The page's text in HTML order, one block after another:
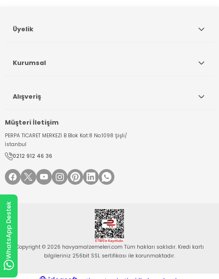
Müşteri İletişim
PERPA TİCARET MERKEZİ B Blok Kat:8 No:1098 Şişli/
İstanbul
0212 912 46 36
Üyelik
Kurumsal
Alışveriş
Copyright © 2026 havyamalzemeleri.com Tüm hakları saklıdır. Kredi kartı
bilgileriniz 256bit SSL sertifikası ile korunmaktadır.
WhatsApp Destek